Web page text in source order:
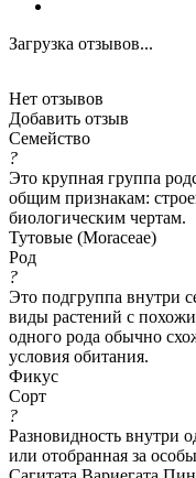
Загрузка отзывов...
Нет отзывов
Добавить отзыв
Семейство
?
Это крупная группа
общим признакам:
биологическим чертам.
Тутовые (Moraceae)
Род
?
Это подгруппа внутри
виды растений с
одного рода обычно
условия обитания.
Фикус
Сорт
?
Разновидность внутри
или отобранная за